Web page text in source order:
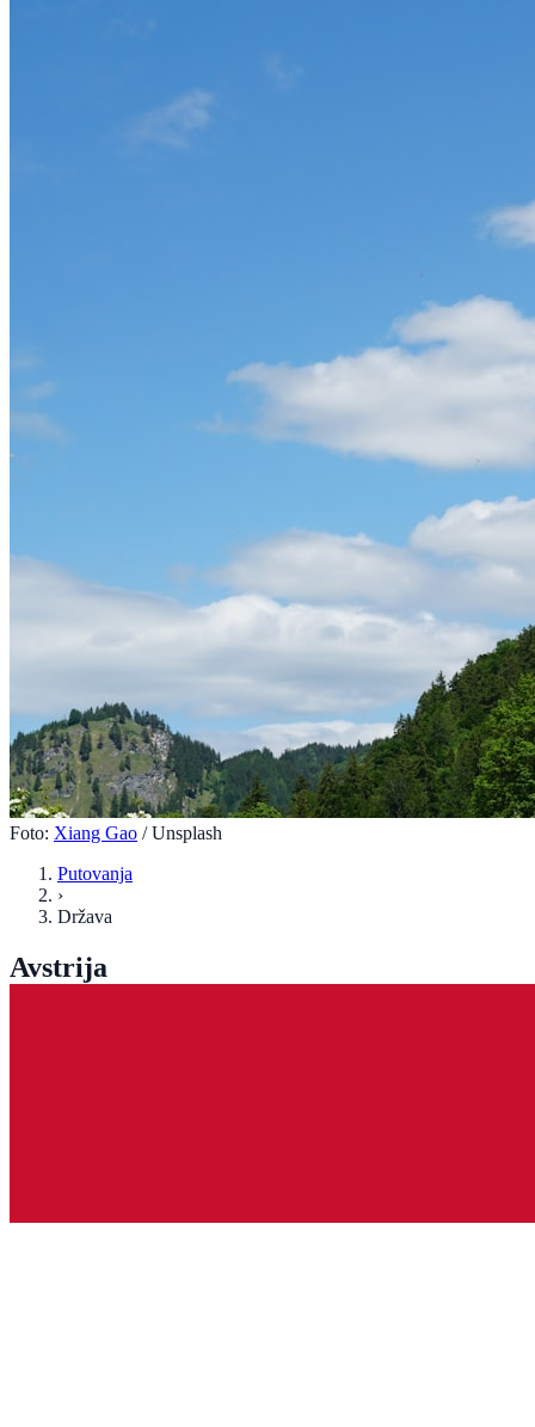
Foto: Xiang Gao / Unsplash
Putovanja
›
Država
Avstrija